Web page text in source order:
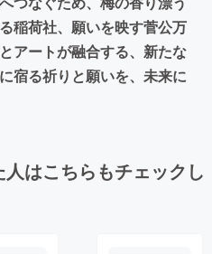
稲荷社、願いを映す菅公万
アートが融合する、新たな
宿る祈りと願いを、未来に
はこちらもチェックし